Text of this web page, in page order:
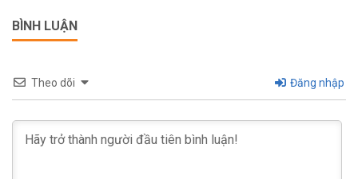
BÌNH LUẬN
Theo dõi Đăng nhập